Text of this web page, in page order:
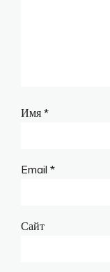
Имя *
Email *
Сайт